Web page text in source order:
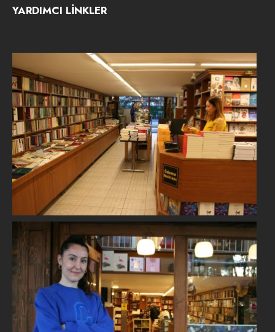
YARDIMCI LİNKLER